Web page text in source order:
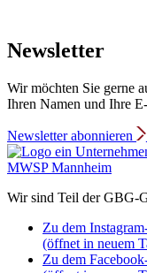
Newsletter
Wir möchten Sie gerne
Ihren Namen und Ihre
Newsletter abonnieren
Wir sind Teil der GBG-
Zu dem
(öffnet in neuem
Zu dem